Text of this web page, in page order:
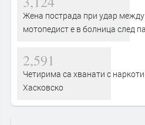
Районен съд – Димитровград
получи финансиране за
цялостно енергийно
обновяване на съдебната
Жена пострада при удар между
мотопедист е в болница след
2,591
Четирима са хванати с
Хасковско